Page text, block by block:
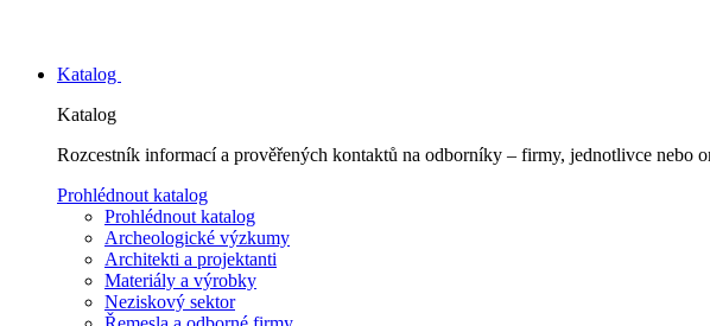
Katalog
Katalog
Rozcestník informací a prověřených kontaktů na odborníky – firmy, jednotlivce nebo
Prohlédnout katalog
Prohlédnout katalog
Archeologické výzkumy
Architekti a projektanti
Materiály a výrobky
Neziskový sektor